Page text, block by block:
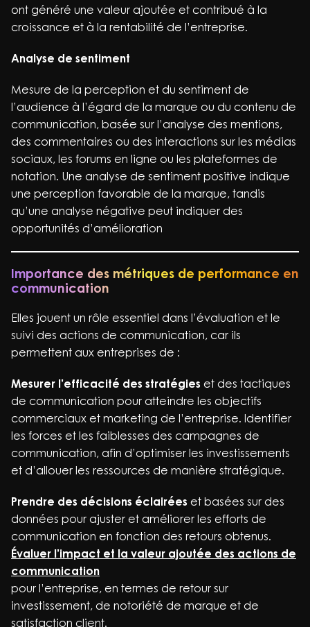
ont généré une valeur ajoutée et contribué à la
croissance et à la rentabilité de l’entreprise.
Analyse de sentiment
Mesure de la perception et du sentiment de
l’audience à l’égard de la marque ou du contenu de
communication, basée sur l’analyse des mentions,
des commentaires ou des interactions sur les médias
sociaux, les forums en ligne ou les plateformes de
notation. Une analyse de sentiment positive indique
une perception favorable de la marque, tandis
qu’une analyse négative peut indiquer des
opportunités d’amélioration
Importance des métriques de performance en
communication
Elles jouent un rôle essentiel dans l’évaluation et le
suivi des actions de communication, car ils
permettent aux entreprises de :
Mesurer l’efficacité des stratégies et des tactiques
de communication pour atteindre les objectifs
commerciaux et marketing de l’entreprise. Identifier
les forces et les faiblesses des campagnes de
communication, afin d’optimiser les investissements
et d’allouer les ressources de manière stratégique.
Prendre des décisions éclairées et basées sur des
données pour ajuster et améliorer les efforts de
communication en fonction des retours obtenus.
Évaluer l’impact et la valeur ajoutée des actions de
communication
pour l’entreprise, en termes de retour sur
investissement, de notoriété de marque et de
satisfaction client.